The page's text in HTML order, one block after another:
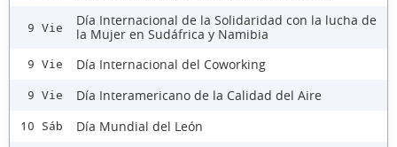
9 Vie
Día Internacional de la Solidaridad con la lucha de
la Mujer en Sudáfrica y Namibia
9 Vie Día Internacional del Coworking
9 Vie Día Interamericano de la Calidad del Aire
10 Sáb Día Mundial del León